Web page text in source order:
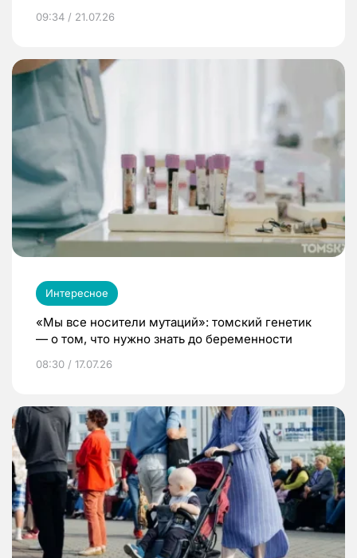
09:34 / 21.07.26
Интересное
«Мы все носители мутаций»: томский генетик
— о том, что нужно знать до беременности
08:30 / 17.07.26